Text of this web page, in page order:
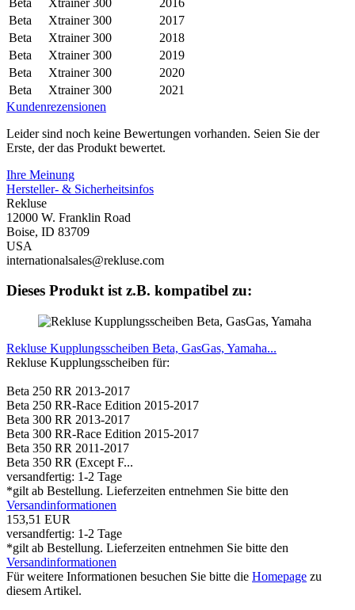
Beta
Xtrainer 300
2017
Beta
Xtrainer 300
2018
Beta
Xtrainer 300
2019
Beta
Xtrainer 300
2020
Beta
Xtrainer 300
2021
Kundenrezensionen
Leider sind noch keine Bewertungen vorhanden. Seien Sie der
Erste, der das Produkt bewertet.
Ihre Meinung
Hersteller- & Sicherheitsinfos
Rekluse
12000 W. Franklin Road
Boise, ID 83709
USA
internationalsales@rekluse.com
Dieses Produkt ist z.B. kompatibel zu:
Rekluse Kupplungsscheiben Beta, GasGas, Yamaha...
Rekluse Kupplungsscheiben für:
Beta 250 RR 2013-2017
Beta 250 RR-Race Edition 2015-2017
Beta 300 RR 2013-2017
Beta 300 RR-Race Edition 2015-2017
Beta 350 RR 2011-2017
Beta 350 RR (Except F...
versandfertig: 1-2 Tage
*gilt ab Bestellung. Lieferzeiten entnehmen Sie bitte den
Versandinformationen
153,51 EUR
versandfertig: 1-2 Tage
*gilt ab Bestellung. Lieferzeiten entnehmen Sie bitte den
Versandinformationen
Für weitere Informationen besuchen Sie bitte die Homepage zu
diesem Artikel.